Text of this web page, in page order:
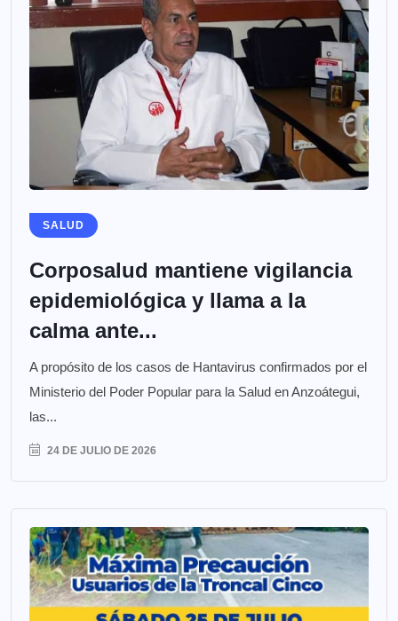
SALUD
Corposalud mantiene vigilancia
epidemiológica y llama a la
calma ante...
A propósito de los casos de Hantavirus confirmados por el
Ministerio del Poder Popular para la Salud en Anzoátegui,
las...
24 DE JULIO DE 2026